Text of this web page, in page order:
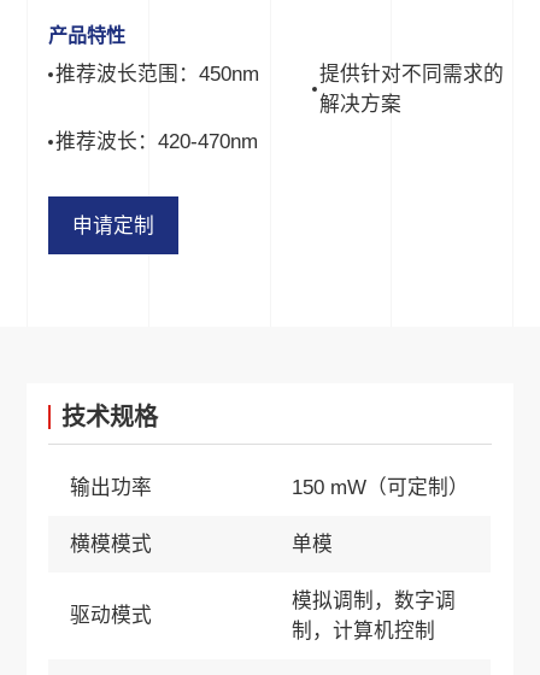
产品特性
推荐波长范围：450nm
提供针对不同需求的
解决方案
推荐波长：420-470nm
申请定制
技术规格
输出功率 150 mW（可定制）
横模模式 单模
驱动模式
模拟调制，数字调
制，计算机控制